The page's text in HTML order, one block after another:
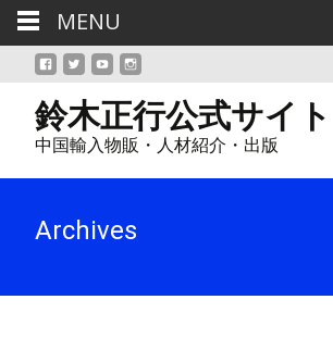
鈴木正行公式サイト
中国輸入物販・人材紹介・出版
Archives
MENU